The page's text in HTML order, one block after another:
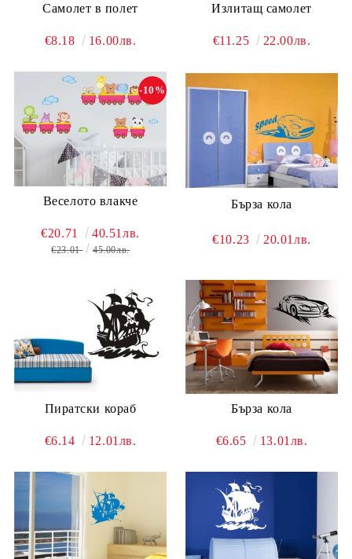
Самолет в полет
€8.18 16.00лв.
Излитащ самолет
€11.25 22.00лв.
Веселото влакче
-10%
€20.71 40.51лв.
€23.01 45.00лв.
Бърза кола
€10.23 20.01лв.
Пиратски кораб
€6.14 12.01лв.
Бърза кола
€6.65 13.01лв.